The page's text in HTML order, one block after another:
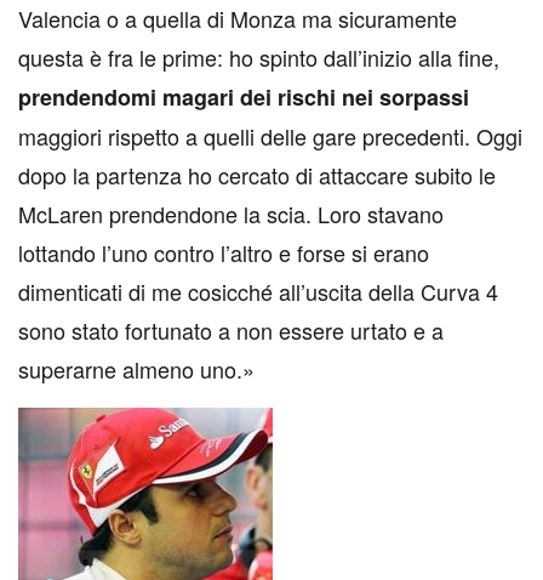
Valencia o a quella di Monza ma sicuramente
questa è fra le prime: ho spinto dall’inizio alla fine,
prendendomi magari dei rischi nei sorpassi
maggiori rispetto a quelli delle gare precedenti. Oggi
dopo la partenza ho cercato di attaccare subito le
McLaren prendendone la scia. Loro stavano
lottando l’uno contro l’altro e forse si erano
dimenticati di me cosicché all’uscita della Curva 4
sono stato fortunato a non essere urtato e a
superarne almeno uno.»